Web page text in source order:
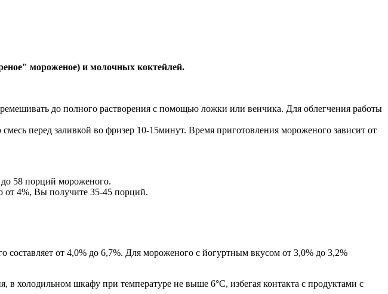
мороженое) и молочных коктейлей.
до полного растворения с помощью ложки или венчика. Для облегчения работы
перед заливкой во фризер 10-15минут. Время приготовления мороженого зависит от
58 порций мороженого.
от 4%, Вы получите 35-45 порций.
от 4,0% до 6,7%. Для мороженого с йогуртным вкусом от 3,0% до 3,2%
в холодильном шкафу при температуре не выше 6°С, избегая контакта с продуктами с